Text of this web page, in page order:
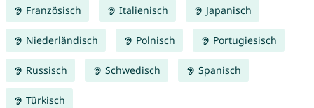
Französisch Italienisch Japanisch
Niederländisch Polnisch Portugiesisch
Russisch Schwedisch Spanisch
Türkisch